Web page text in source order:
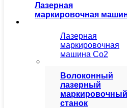
Лазерная
маркировочная
Лазерная
маркировочная
машина Co2
Волоконный
лазерный
маркировочный
станок